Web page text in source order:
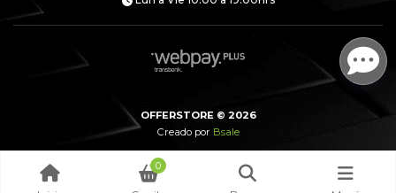
OFFERSTORE © 2026
Creado por Bsale
0